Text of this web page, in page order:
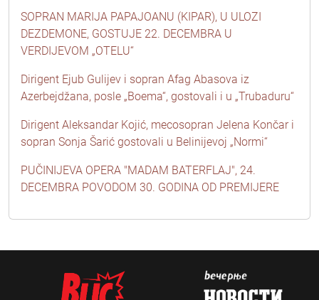
SOPRAN MARIJA PAPAJOANU (KIPAR), U ULOZI
DEZDEMONE, GOSTUJE 22. DECEMBRA U
VERDIJEVOM „OTELU“
Dirigent Ejub Gulijev i sopran Afag Abasova iz
Azerbejdžana, posle „Boema“, gostovali i u „Trubaduru“
Dirigent Aleksandar Kojić, mecosopran Jelena Končar i
sopran Sonja Šarić gostovali u Belinijevoj „Normi“
PUČINIJEVA OPERA "MADAM BATERFLAJ", 24.
DECEMBRA POVODOM 30. GODINA OD PREMIJERE